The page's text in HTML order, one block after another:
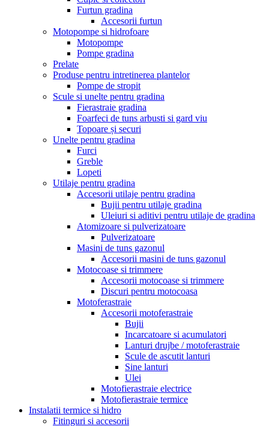
Furtun gradina
Accesorii furtun
Motopompe si hidrofoare
Motopompe
Pompe gradina
Prelate
Produse pentru intretinerea plantelor
Pompe de stropit
Scule si unelte pentru gradina
Fierastraie gradina
Foarfeci de tuns arbusti si gard viu
Topoare și securi
Unelte pentru gradina
Furci
Greble
Lopeti
Utilaje pentru gradina
Accesorii utilaje pentru gradina
Bujii pentru utilaje gradina
Uleiuri si aditivi pentru utilaje de gradina
Atomizoare si pulverizatoare
Pulverizatoare
Masini de tuns gazonul
Accesorii masini de tuns gazonul
Motocoase si trimmere
Accesorii motocoase si trimmere
Discuri pentru motocoasa
Motoferastraie
Accesorii motoferastraie
Bujii
Incarcatoare si acumulatori
Lanturi drujbe / motoferastraie
Scule de ascutit lanturi
Sine lanturi
Ulei
Motofierastraie electrice
Motofierastraie termice
Instalatii termice si hidro
Fitinguri si accesorii